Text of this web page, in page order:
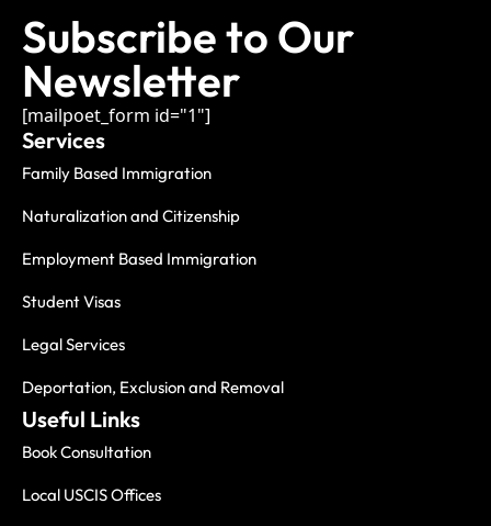
Subscribe to Our
Newsletter
[mailpoet_form id="1"]
Services
Family Based Immigration
Naturalization and Citizenship
Employment Based Immigration
Student Visas
Legal Services
Deportation, Exclusion and Removal
Useful Links
Book Consultation
Local USCIS Offices